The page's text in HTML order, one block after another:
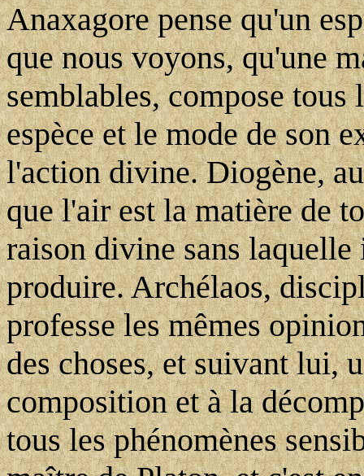
Anaxagore pense qu'un
que nous voyons, qu'une
semblables, compose tous
espèce et le mode de son
l'action divine. Diogène,
que l'air est la matière de
raison divine sans
produire. Archélaos,
professe les mêmes
des choses, et suivant lui,
composition et à la
tous les phénomènes